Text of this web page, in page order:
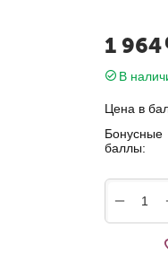
1 964
В
Цена в
Бонусные
баллы:
−